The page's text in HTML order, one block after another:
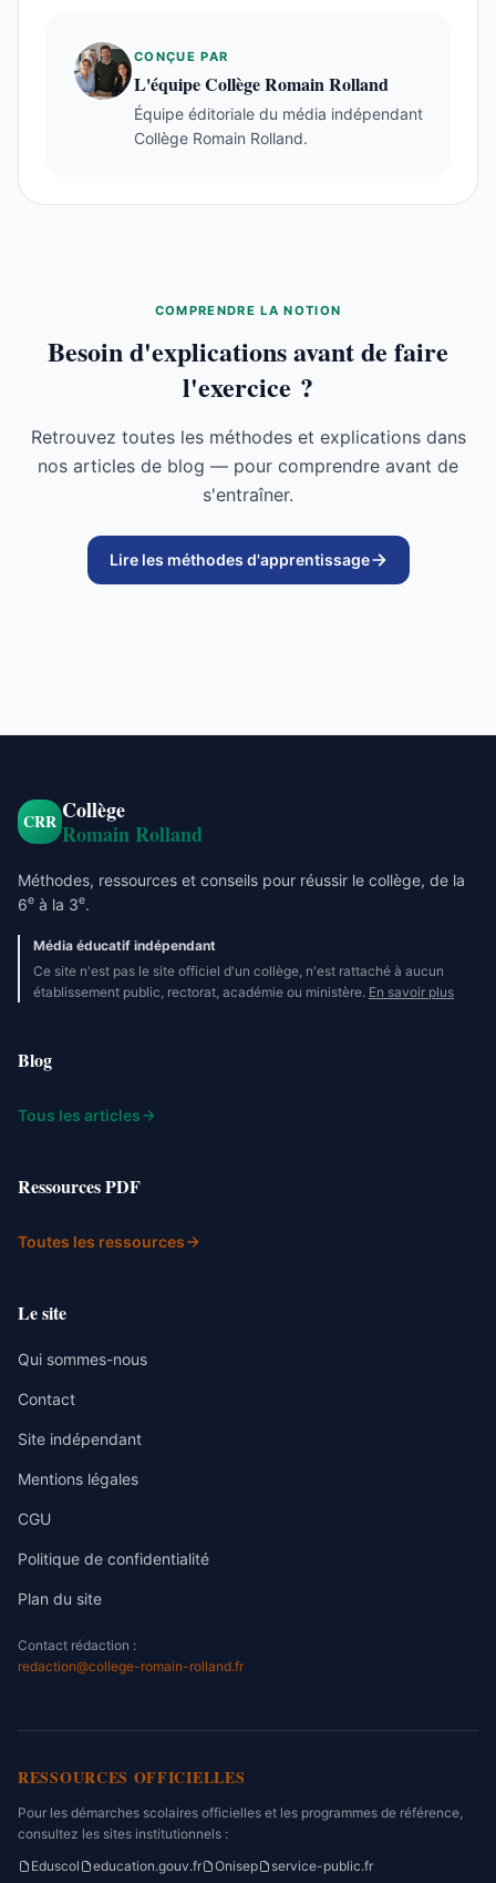
CONÇUE PAR
L'équipe Collège Romain Rolland
Équipe éditoriale du média indépendant
Collège Romain Rolland.
COMPRENDRE LA NOTION
Besoin d'explications avant de faire
l'exercice ?
Retrouvez toutes les méthodes et explications dans
nos articles de blog — pour comprendre avant de
s'entraîner.
Lire les méthodes d'apprentissage
CRR Collège
Romain Rolland
Méthodes, ressources et conseils pour réussir le collège, de la
6e à la 3e.
Média éducatif indépendant
Ce site n'est pas le site officiel d'un collège, n'est rattaché à aucun
établissement public, rectorat, académie ou ministère. En savoir plus
Blog
Tous les articles
Ressources PDF
Toutes les ressources
Le site
Qui sommes-nous
Contact
Site indépendant
Mentions légales
CGU
Politique de confidentialité
Plan du site
Contact rédaction :
redaction@college-romain-rolland.fr
RESSOURCES OFFICIELLES
Pour les démarches scolaires officielles et les programmes de référence,
consultez les sites institutionnels :
Eduscol
education.gouv.fr Onisep service-public.fr